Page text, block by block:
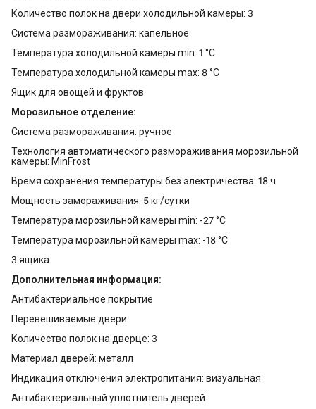
Количество полок на двери холодильной камеры: 3
Система размораживания: капельное
Температура холодильной камеры min: 1 °С
Температура холодильной камеры max: 8 °С
Ящик для овощей и фруктов
Морозильное отделение:
Система размораживания: ручное
Технология автоматического размораживания морозильной
камеры: MinFrost
Время сохранения температуры без электричества: 18 ч
Мощность замораживания: 5 кг/сутки
Температура морозильной камеры min: -27 °С
Температура морозильной камеры max: -18 °С
3 ящика
Дополнительная информация:
Антибактериальное покрытие
Перевешиваемые двери
Количество полок на дверце: 3
Материал дверей: металл
Индикация отключения электропитания: визуальная
Антибактериальный уплотнитель дверей